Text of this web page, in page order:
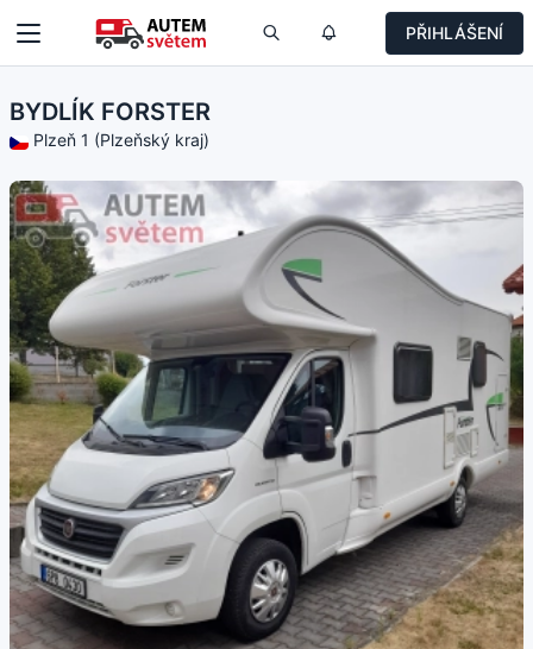
PŘIHLÁŠENÍ
BYDLÍK FORSTER
Plzeň 1 (Plzeňský kraj)